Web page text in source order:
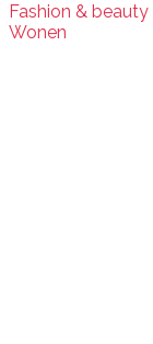
Fashion & beauty
Wonen